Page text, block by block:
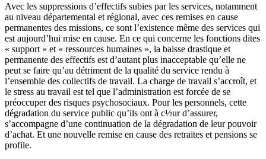
Avec les suppressions d’effectifs subies par les services, notamment
au niveau départemental et régional, avec ces remises en cause
permanentes des missions, ce sont l’existence même des services qui
est aujourd’hui mise en cause. En ce qui concerne les fonctions dites
« support » et « ressources humaines », la baisse drastique et
permanente des effectifs est d’autant plus inacceptable qu’elle ne
peut se faire qu’au détriment de la qualité du service rendu à
l’ensemble des collectifs de travail. La charge de travail s’accroît, et
le stress au travail est tel que l’administration est forcée de se
préoccuper des risques psychosociaux. Pour les personnels, cette
dégradation du service public qu’ils ont à c½ur d’assurer,
s’accompagne d’une continuation de la dégradation de leur pouvoir
d’achat. Et une nouvelle remise en cause des retraites et pensions se
profile.